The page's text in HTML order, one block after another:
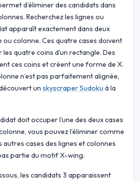
d’éliminer des candidats dans
Recherchez les lignes ou
apparaît exactement dans deux
ou colonne. Ces quatre cases doivent
quatre coins d’un rectangle. Des
ces coins et créent une forme de X.
n’est pas parfaitement alignée,
un skyscraper Sudoku à la
doit occuper l’une des deux cases
vous pouvez l’éliminer comme
autres cases des lignes et colonnes
partie du motif X-wing.
les candidats 3 apparaissent